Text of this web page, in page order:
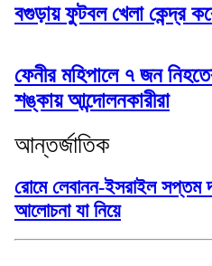
বগুড়ায় ফুটবল খেলা কেন্দ্র
ফেনীর মহিপালে ৭ জন
শঙ্কায় আন্দোলনকারীরা
আন্তর্জাতিক
রোমে লেবানন-ইসরাইল সপ্তম
আলোচনা যা নিয়ে